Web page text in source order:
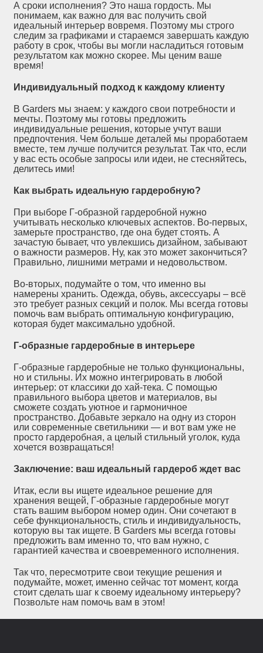
А сроки исполнения? Это наша гордость. Мы
понимаем, как важно для вас получить свой
идеальный интерьер вовремя. Поэтому мы строго
следим за графиками и стараемся завершать каждую
работу в срок, чтобы вы могли насладиться готовым
результатом как можно скорее. Мы ценим ваше
время!
Индивидуальный подход к каждому клиенту
В Garders мы знаем: у каждого свои потребности и
мечты. Поэтому мы готовы предложить
индивидуальные решения, которые учтут ваши
предпочтения. Чем больше деталей мы проработаем
вместе, тем лучше получится результат. Так что, если
у вас есть особые запросы или идеи, не стесняйтесь,
делитесь ими!
Как выбрать идеальную гардеробную?
При выборе Г-образной гардеробной нужно
учитывать несколько ключевых аспектов. Во-первых,
замерьте пространство, где она будет стоять. А
зачастую бывает, что увлекшись дизайном, забывают
о важности размеров. Ну, как это может закончиться?
Правильно, лишними метрами и недовольством.
Во-вторых, подумайте о том, что именно вы
намерены хранить. Одежда, обувь, аксессуары – всё
это требует разных секций и полок. Мы всегда готовы
помочь вам выбрать оптимальную конфигурацию,
которая будет максимально удобной.
Г-образные гардеробные в интерьере
Г-образные гардеробные не только функциональны,
но и стильны. Их можно интегрировать в любой
интерьер: от классики до хай-тека. С помощью
правильного выбора цветов и материалов, вы
сможете создать уютное и гармоничное
пространство. Добавьте зеркало на одну из сторон
или современные светильники — и вот вам уже не
просто гардеробная, а целый стильный уголок, куда
хочется возвращаться!
Заключение: ваш идеальный гардероб ждет вас
Итак, если вы ищете идеальное решение для
хранения вещей, Г-образные гардеробные могут
стать вашим выбором номер один. Они сочетают в
себе функциональность, стиль и индивидуальность,
которую вы так ищете. В Garders мы всегда готовы
предложить вам именно то, что вам нужно, с
гарантией качества и своевременного исполнения.
Так что, пересмотрите свои текущие решения и
подумайте, может, именно сейчас тот момент, когда
стоит сделать шаг к своему идеальному интерьеру?
Позвольте нам помочь вам в этом!